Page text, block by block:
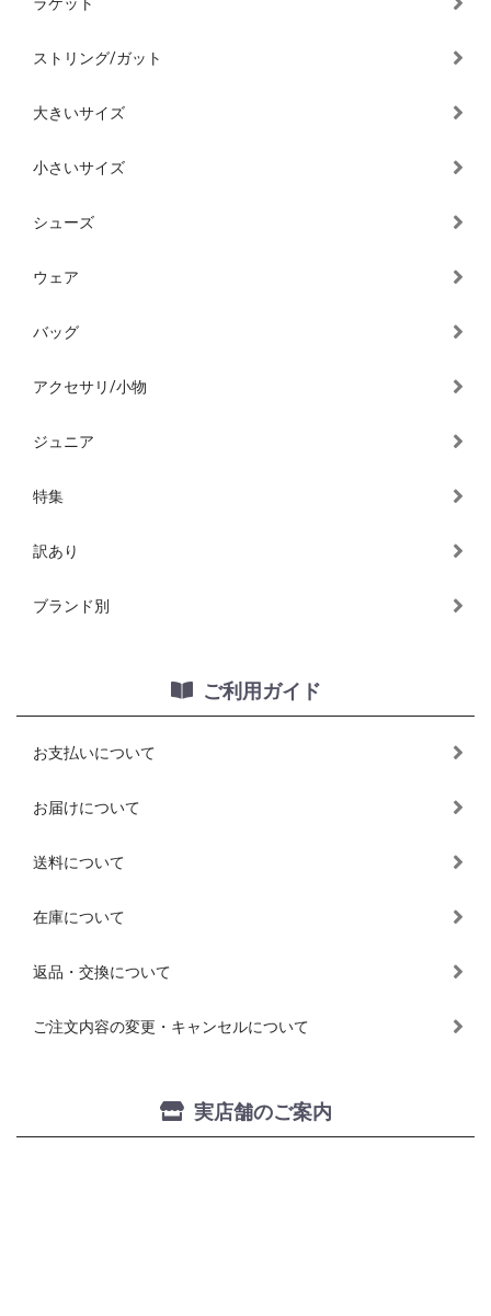
ストリング/ガット
大きいサイズ
小さいサイズ
シューズ
ウェア
バッグ
アクセサリ/小物
ジュニア
特集
訳あり
ブランド別
ご利用ガイド
お支払いについて
お届けについて
送料について
在庫について
返品・交換について
ご注文内容の変更・キャンセルについて
実店舗のご案内